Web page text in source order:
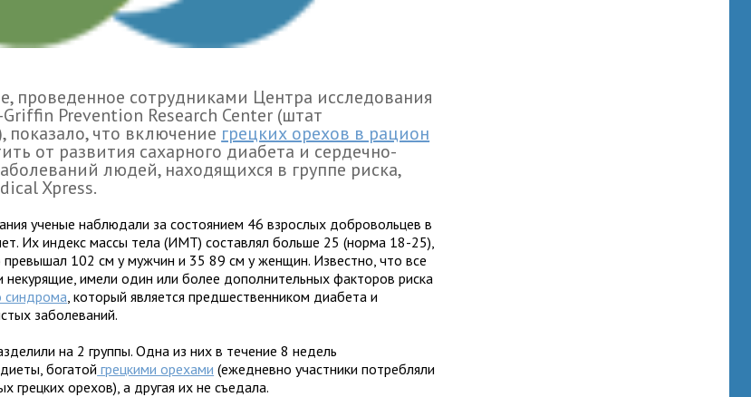
проведенное сотрудниками Центра исследования
Prevention Research Center (штат
показало, что включение грецких орехов в рацион
от развития сахарного диабета и сердечно-
людей, находящихся в группе риска,
Xpress.
ученые наблюдали за состоянием 46 взрослых добровольцев в
Их индекс массы тела (ИМТ) составлял больше 25 (норма 18-25),
102 см у мужчин и 35 89 см у женщин. Известно, что все
имели один или более дополнительных факторов риска
синдрома, который является предшественником диабета и
заболеваний.
на 2 группы. Одна из них в течение 8 недель
богатой грецкими орехами (ежедневно участники потребляли
грецких орехов), а другая их не съедала.